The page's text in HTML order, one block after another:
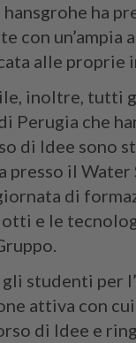
ha
con un’ampia
alle proprie
inoltre, tutti
Perugia che
di Idee sono
presso il Water
di
e le
studenti per
attiva con
di Idee e